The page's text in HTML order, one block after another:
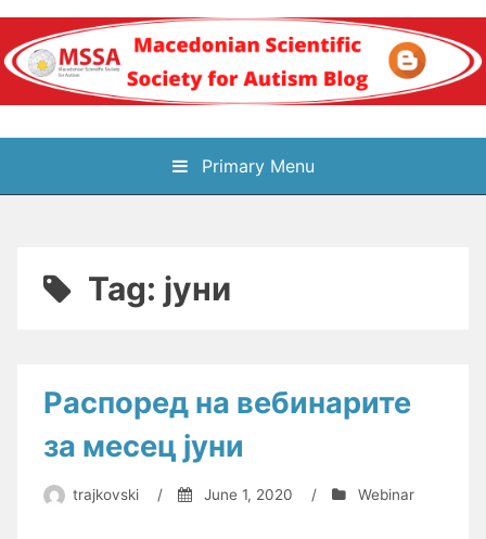
Skip
content
Блог на
Македонското научно
здружение за
Primary Menu
Tag: јуни
Распоред на вебинарите
за месец јуни
trajkovski / June 1, 2020 / Webinar